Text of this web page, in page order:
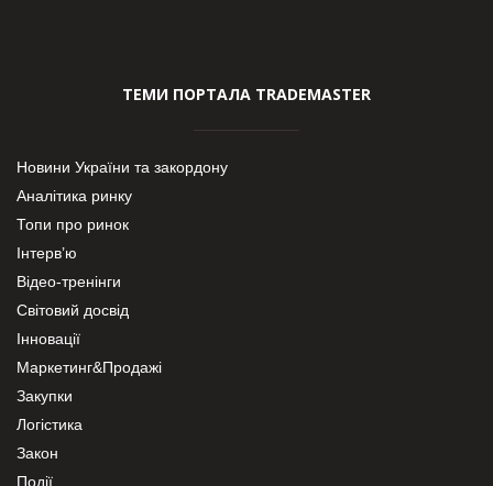
ТЕМИ ПОРТАЛА TRADEMASTER
Новини України та закордону
Аналітика ринку
Топи про ринок
Інтерв’ю
Відео-тренінги
Світовий досвід
Інновації
Маркетинг&Продажі
Закупки
Логістика
Закон
Події